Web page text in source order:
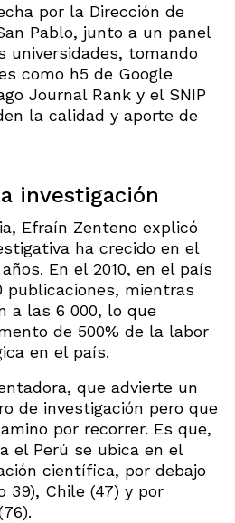
por la Dirección de
Pablo, junto a un panel
universidades, tomando
como h5 de Google
Journal Rank y el SNIP
la calidad y aporte de
investigación
Efraín Zenteno explicó
ha crecido en el
En el 2010, en el país
publicaciones, mientras
a las 6 000, lo que
de 500% de la labor
en el país.
que advierte un
de investigación pero que
por recorrer. Es que,
el Perú se ubica en el
científica, por debajo
39), Chile (47) y por